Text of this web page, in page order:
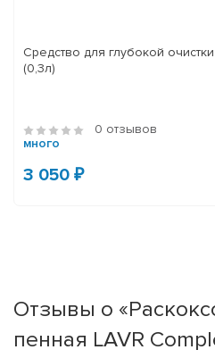
Средство для глубокой
(0,3л)
0 отзывов
много
3 050 ₽
Отзывы о
пенная LAVR